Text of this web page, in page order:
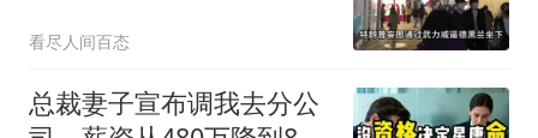
看尽人间百态
总裁妻子宣布调我去分公